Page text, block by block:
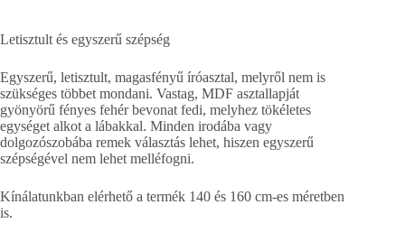
Letisztult és egyszerű szépség
Egyszerű, letisztult, magasfényű íróasztal, melyről nem is
szükséges többet mondani. Vastag, MDF asztallapját
gyönyörű fényes fehér bevonat fedi, melyhez tökéletes
egységet alkot a lábakkal. Minden irodába vagy
dolgozószobába remek választás lehet, hiszen egyszerű
szépségével nem lehet melléfogni.
Kínálatunkban elérhető a termék 140 és 160 cm-es méretben
is.